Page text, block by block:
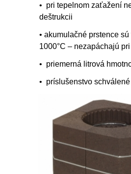
• pri tepelnom zaťažení
deštrukcii
• akumulačné prstence
1000°C – nezapáchajú
• priemerná litrová
• príslušenstvo